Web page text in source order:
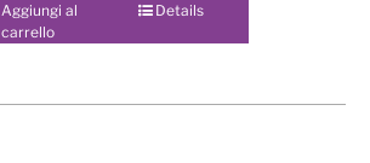
Aggiungi al
carrello
Details